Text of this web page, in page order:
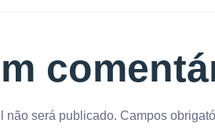
não será publicado. Campos